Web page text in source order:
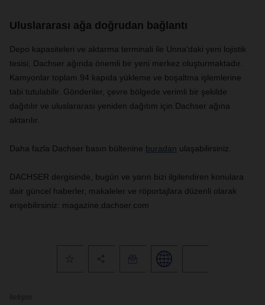
Uluslararası ağa doğrudan bağlantı
Depo kapasiteleri ve aktarma terminali ile Unna'daki yeni lojistik
tesisi, Dachser ağında önemli bir yeni merkez oluşturmaktadır.
Kamyonlar toplam 94 kapıda yükleme ve boşaltma işlemlerine
tabi tutulabilir. Gönderiler, çevre bölgede verimli bir şekilde
dağıtılır ve uluslararası yeniden dağıtım için Dachser ağına
aktarılır.
Daha fazla Dachser basın bültenine buradan ulaşabilirsiniz.
DACHSER dergisinde, bugün ve yarın bizi ilgilendiren konulara
dair güncel haberler, makaleler ve röportajlara düzenli olarak
erişebilirsiniz: magazine.dachser.com
İletişim